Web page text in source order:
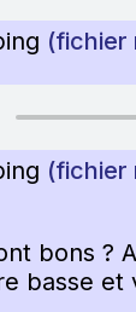
(fichier
(fichier
bons ?
basse et